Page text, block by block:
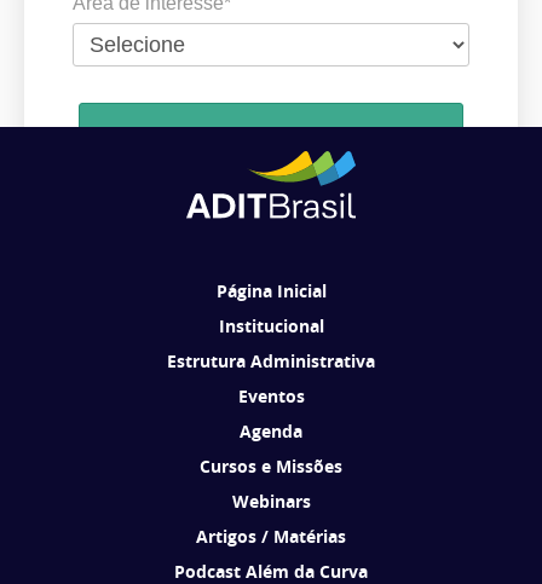
Ao se cadastrar, você concorda em receber comunicações da ADIT
Página Inicial
Institucional
Estrutura Administrativa
Eventos
Agenda
Cursos e Missões
Webinars
Artigos / Matérias
Podcast Além da Curva